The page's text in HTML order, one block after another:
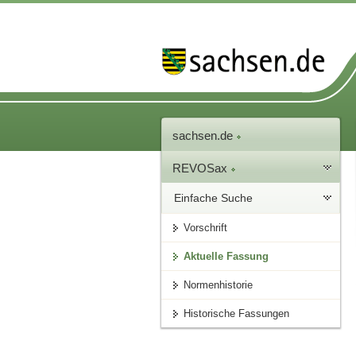
sachsen.de
REVOSax
Einfache Suche
Vorschrift
Aktuelle Fassung
Normenhistorie
Historische Fassungen